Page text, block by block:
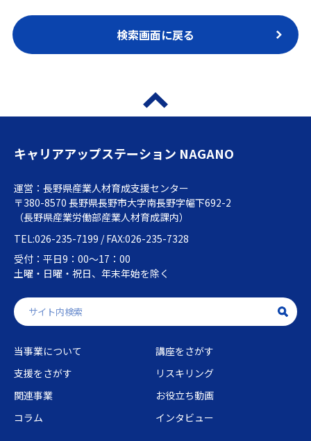
検索画面に戻る
キャリアアップステーション NAGANO
運営：長野県産業人材育成支援センター
〒380-8570 長野県長野市大字南長野字幅下692-2
（長野県産業労働部産業人材育成課内）
TEL:026-235-7199 / FAX:026-235-7328
受付：平日9：00～17：00
土曜・日曜・祝日、年末年始を除く
当事業について
講座をさがす
支援をさがす
リスキリング
関連事業
お役立ち動画
コラム
インタビュー